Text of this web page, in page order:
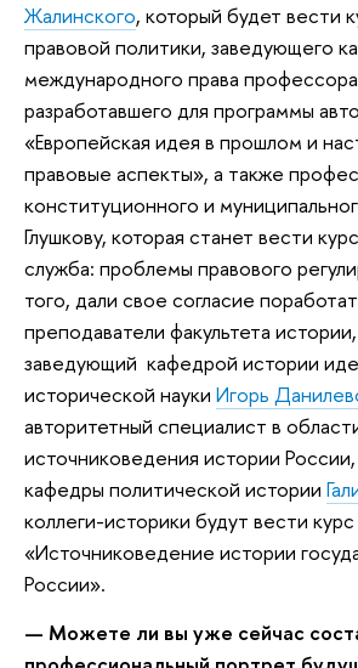
Жалинского, который будет вести
правовой политики, заведующего
международного права профессора
разработавшего для программы
«Европейская идея в прошлом и
правовые аспекты», а также
конституционного и
Глушкову, которая станет вести
служба: проблемы правового
того, дали свое согласие
преподаватели факультета
заведующий кафедрой истории
исторической науки Игорь
авторитетный специалист в
источниковедения истории
кафедры политической истории
коллеги-историки будут вести курс
«Источниковедение истории
России».
— Можете ли вы уже сейчас